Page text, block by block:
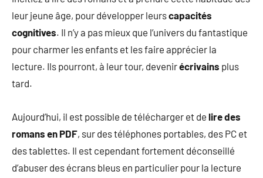
leur jeune âge, pour développer leurscapacités
cognitives. Il n’y a pas mieux que l’univers du fantastique
pour charmer les enfants et les faire apprécier la
lecture. Ils pourront, à leur tour, devenirécrivains plus
tard.
Aujourd’hui, il est possible de télécharger et de lire des
romans en PDF, sur des téléphones portables, des PC et
des tablettes. Il est cependant fortement déconseillé
d’abuser des écrans bleus en particulier pour la lecture